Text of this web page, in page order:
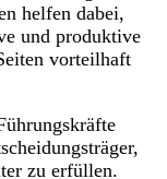
helfen dabei,
und produktive
vorteilhaft
zu erfüllen.